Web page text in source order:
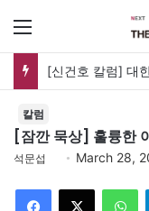
[신건호 칼럼] 대
칼럼
[잠깐 묵상] 훌륭한
석문섭 March 28,